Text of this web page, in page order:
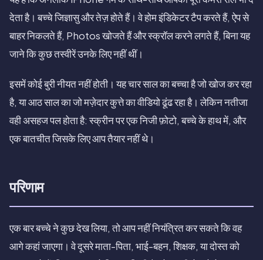
देता है। बच्चे जिज्ञासु और तेज़ होते हैं। वे होम इंडिकेटर टैप करते हैं, ऐप से
बाहर निकलते हैं, Photos खोजते हैं और स्क्रॉल करने लगते हैं, बिना यह
जाने कि कुछ तस्वीरें उनके लिए नहीं थीं।
इसमें कोई बुरी नीयत नहीं होती। यह चार साल का बच्चा है जो खोज कर रहा
है, या आठ साल का जो मज़ेदार कुत्ते का वीडियो ढूंढ रहा है। लेकिन नतीजा
वही असहज पल होता है: स्क्रीन पर एक निजी फ़ोटो, बच्चे के हाथ में, और
एक बातचीत जिसके लिए आप तैयार नहीं थे।
परिणाम
एक बार बच्चे ने कुछ देख लिया, तो आप नहीं नियंत्रित कर सकते कि वह
आगे कहां जाएगा। वे दूसरे माता-पिता, भाई-बहन, शिक्षक, या दोस्त को